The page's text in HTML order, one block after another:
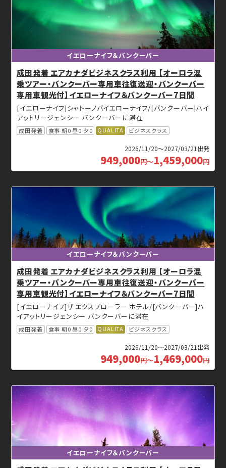
イエローナイフ＆バンクーバー
成田発着 エアカナダビジネスクラス利用 【オーロラ混
乗ツアー・バンクーバー専用車往復送迎・バンクーバー
専用車観光付】イエローナイフ＆バンクーバー7日間
[イエローナイフ]シャトーノバイエローナイフ/[バンクーバー]ハイ
アットリージェンシー バンクーバーに滞在
成田発着 食事 朝0 昼0 夕0 QUALITA ビジネスクラス
2026/11/20～2027/03/21出発
949,000円～1,459,000円
イエローナイフ＆バンクーバー
成田発着 エアカナダビジネスクラス利用 【オーロラ混
乗ツアー・バンクーバー専用車往復送迎・バンクーバー
専用車観光付】イエローナイフ＆バンクーバー7日間
[イエローナイフ]ザ エクスプローラー ホテル/[バンクーバー]ハ
イアットリージェンシー バンクーバーに滞在
成田発着 食事 朝0 昼0 夕0 QUALITA ビジネスクラス
2026/11/20～2027/03/21出発
949,000円～1,469,000円
イエローナイフ＆バンクーバー